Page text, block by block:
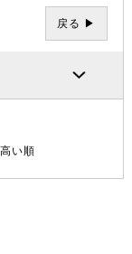
戻る ▶
い順